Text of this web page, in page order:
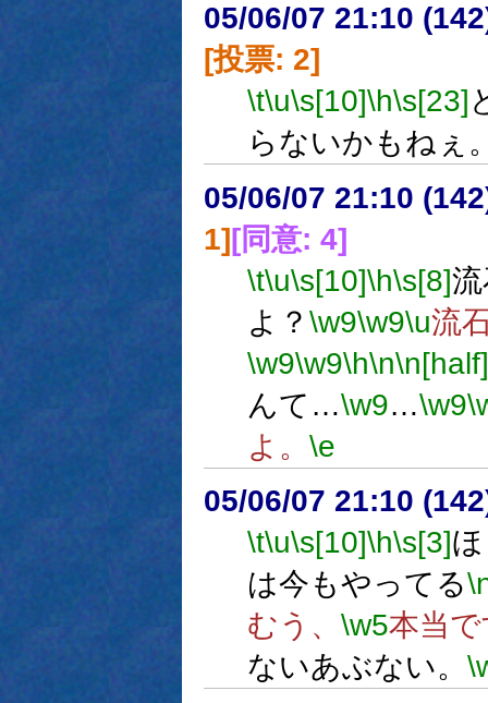
05/06/07 21:10
[投票: 2]
\t\u\s[10]\h\s[23]
らないかもねぇ
05/06/07 21:10
1][同意: 4]
\t\u\s[10]\h\s[8]
よ？ \w9\w9\u流
\w9\w9\h\n\n[half]
んて…\w9…\w9
よ。 \e
05/06/07 21:10
\t\u\s[10]\h\s[3]
は今もやってる
むう、 \w5本当
ないあぶない。